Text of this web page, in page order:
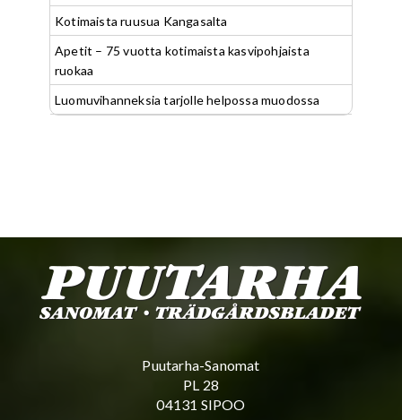
Kotimaista ruusua Kangasalta
Apetit – 75 vuotta kotimaista kasvipohjaista
ruokaa
Luomuvihanneksia tarjolle helpossa muodossa
Puutarha-Sanomat
PL 28
04131 SIPOO